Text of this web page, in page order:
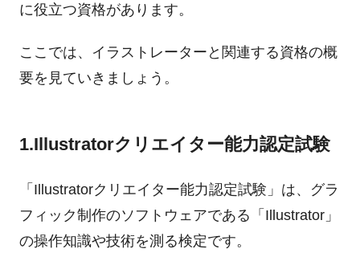
に役立つ資格があります。
ここでは、イラストレーターと関連する資格の概
要を見ていきましょう。
1.Illustratorクリエイター能力認定試験
「Illustratorクリエイター能力認定試験」は、グラ
フィック制作のソフトウェアである「Illustrator」
の操作知識や技術を測る検定です。